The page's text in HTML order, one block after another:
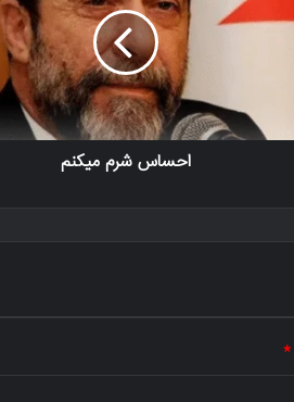
احساس شرم میکنم
*